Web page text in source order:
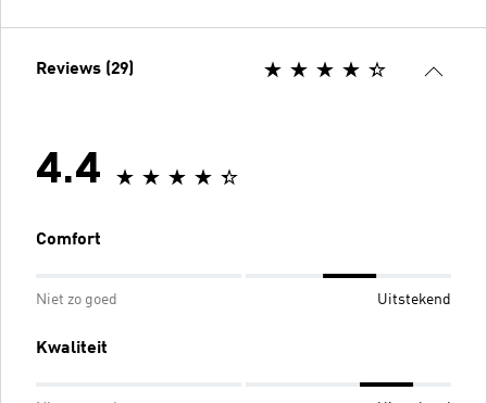
Reviews (29)
4.4
Comfort
Niet zo goed Uitstekend
Kwaliteit